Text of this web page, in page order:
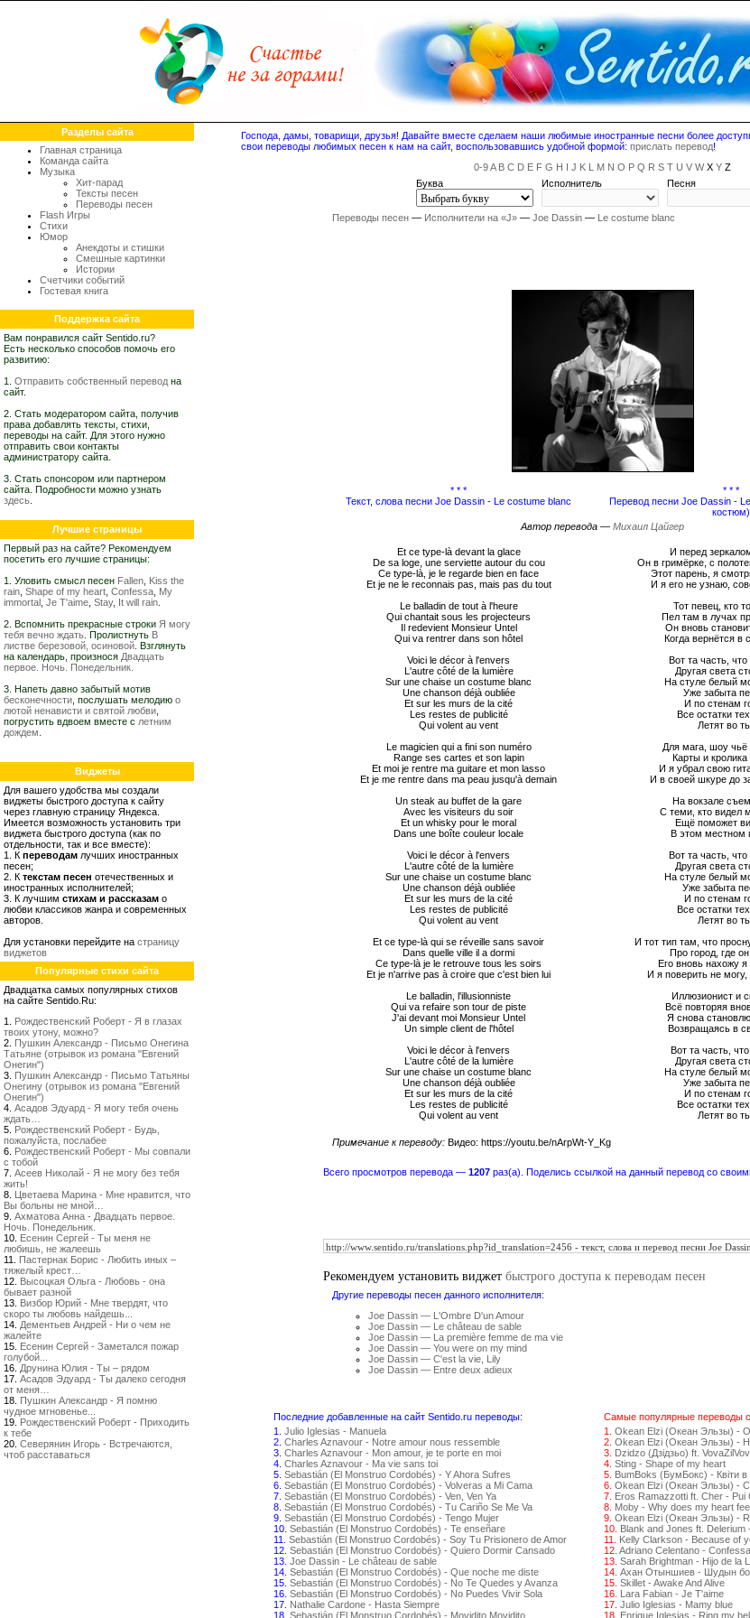
Разделы сайта
Главная страница
Команда сайта
Музыка
Хит-парад
Тексты песен
Переводы песен
Flash Игры
Стихи
Юмор
Анекдоты и стишки
Смешные картинки
Истории
Счетчики событий
Гостевая книга
Поддержка сайта
Вам понравился сайт Sentido.ru?
Есть несколько способов помочь его
развитию:
1. Отправить собственный перевод на
сайт.
2. Стать модератором сайта, получив
права добавлять тексты, стихи,
переводы на сайт. Для этого нужно
отправить свои контакты
администратору сайта.
3. Стать спонсором или партнером
сайта. Подробности можно узнать
здесь
Лучшие страницы
Первый раз на сайте? Рекомендуем
посетить его лучшие страницы:
1. Уловить смысл песен Fallen Kiss the
rain Shape of my heart Confessa My
immortal Je T'aime Stay, It will rain
2. Вспомнить прекрасные строки Я могу
тебя вечно ждать . Пролистнуть В
листве березовой, осиновой . Взглянуть
на календарь, произнося Двадцать
первое. Ночь. Понедельник.
3. Напеть давно забытый мотив
бесконечности , послушать мелодию о
лютой ненависти и святой любви
погрустить вдвоем вместе с летним
дождем
Виджеты
Для вашего удобства мы создали
виджеты быстрого доступа к сайту
через главную страницу Яндекса.
Имеется возможность установить три
виджета быстрого доступа (как по
отдельности, так и все вместе):
1. К переводам лучших иностранных
песен;
2. К текстам песен отечественных и
иностранных исполнителей;
3. К лучшим стихам и рассказам о
любви классиков жанра и современных
авторов.
Для установки перейдите на страницу
виджетов
Популярные стихи сайта
Двадцатка самых популярных стихов
на сайте Sentido.Ru:
1. Рождественский Роберт - Я в глазах
твоих утону, можно?
2. Пушкин Александр - Письмо Онегина
Татьяне (отрывок из романа "Евгений
Онегин")
3. Пушкин Александр - Письмо Татьяны
Онегину (отрывок из романа "Евгений
Онегин")
4. Асадов Эдуард - Я могу тебя очень
ждать…
5. Рождественский Роберт - Будь,
пожалуйста, послабее
6. Рождественский Роберт - Мы совпали
с тобой
7. Асеев Николай - Я не могу без тебя
жить!
8. Цветаева Марина - Мне нравится, что
Вы больны не мной…
9. Ахматова Анна - Двадцать первое.
Ночь. Понедельник.
10. Есенин Сергей - Ты меня не
любишь, не жалеешь
11. Пастернак Борис - Любить иных –
тяжелый крест…
12. Высоцкая Ольга - Любовь - она
бывает разной
13. Визбор Юрий - Мне твердят, что
скоро ты любовь найдешь...
14. Дементьев Андрей - Ни о чем не
жалейте
15. Есенин Сергей - Заметался пожар
голубой...
16. Друнина Юлия - Ты – рядом
17. Асадов Эдуард - Ты далеко сегодня
от меня…
18. Пушкин Александр - Я помню
чудное мгновенье...
19. Рождественский Роберт - Приходить
к тебе
20. Северянин Игорь - Встречаются,
чтоб расставаться
Господа, дамы, товарищи, друзья! Давайте вместе сделаем наши любимые иностранные песни более
свои переводы любимых песен к нам на сайт, воспользовавшись удобной формой: прислать перевод!
0-9A B C D E F G H I J K L M N O P Q R S T U V WX Y Z
Буква
Исполнитель Песня
Переводы песен— Исполнители на «J»— Joe Dassin— Le costume blanc
* * *
Текст, слова песни Joe Dassin - Le costume blanc
* * *
Перевод песни Joe Dassin -
костюм)
Автор перевода — Михаил Цайгер
Et ce type-là devant la glace
De sa loge, une serviette autour du cou
Ce type-là, je le regarde bien en face
Et je ne le reconnais pas, mais pas du tout
Le balladin de tout à l'heure
Qui chantait sous les projecteurs
Il redevient Monsieur Untel
Qui va rentrer dans son hôtel
Voici le décor à l'envers
L'autre côté de la lumière
Sur une chaise un costume blanc
Une chanson déjà oubliée
Et sur les murs de la cité
Les restes de publicité
Qui volent au vent
Le magicien qui a fini son numéro
Range ses cartes et son lapin
Et moi je rentre ma guitare et mon lasso
Et je me rentre dans ma peau jusqu'à demain
Un steak au buffet de la gare
Avec les visiteurs du soir
Et un whisky pour le moral
Dans une boîte couleur locale
Voici le décor à l'envers
L'autre côté de la lumière
Sur une chaise un costume blanc
Une chanson déjà oubliée
Et sur les murs de la cité
Les restes de publicité
Qui volent au vent
Et ce type-là qui se réveille sans savoir
Dans quelle ville il a dormi
Ce type-là je le retrouve tous les soirs
Et je n'arrive pas à croire que c'est bien lui
Le balladin, l'illusionniste
Qui va refaire son tour de piste
J'ai devant moi Monsieur Untel
Un simple client de l'hôtel
Voici le décor à l'envers
L'autre côté de la lumière
Sur une chaise un costume blanc
Une chanson déjà oubliée
Et sur les murs de la cité
Les restes de publicité
Qui volent au vent
И перед
Он в гримёрке, с
Этот парень, я
И я его не узнаю,
Тот певец, кто
Пел там в лучах
Он вновь
Когда вернётся в
Вот та часть, что
Другая света
На стуле белый
Уже забыта
И по стенам
Все остатки
Летят во
Для мага, шоу чьё
Карты и кролика
И я убрал свою
И в своей шкуре до
На вокзале съем
С теми, кто видел
Ещё поможет
В этом местном
Вот та часть, что
Другая света
На стуле белый
Уже забыта
И по стенам
Все остатки
Летят во
И тот тип там, что
Про город, где
Его вновь нахожу я
И я поверить не могу,
Иллюзионист и
Всё повторяя
Я снова
Возвращаясь в
Вот та часть,
Другая света
На стуле белый
Уже забыта
И по стенам
Все остатки
Летят во
Примечание к переводу:Видео: https://youtu.be/nArpWt-Y_Kg
Всего просмотров перевода — 1207 раз(а). Поделись ссылкой на данный перевод со
Рекомендуем установить виджет быстрого доступа к переводам песен
Другие переводы песен данного исполнителя:
Joe Dassin — L'Ombre D'un Amour
Joe Dassin — Le château de sable
Joe Dassin — La première femme de ma vie
Joe Dassin — You were on my mind
Joe Dassin — C'est la vie, Lily
Joe Dassin — Entre deux adieux
Последние добавленные на сайт Sentido.ru переводы:
Самые популярные переводы
1. Julio Iglesias - Manuela
2. Charles Aznavour - Notre amour nous ressemble
3. Charles Aznavour - Mon amour, je te porte en moi
4. Charles Aznavour - Ma vie sans toi
5. Sebastián (El Monstruo Cordobés) - Y Ahora Sufres
6. Sebastián (El Monstruo Cordobés) - Volveras a Mi Cama
7. Sebastián (El Monstruo Cordobés) - Ven, Ven Ya
8. Sebastián (El Monstruo Cordobés) - Tu Cariño Se Me Va
9. Sebastián (El Monstruo Cordobés) - Tengo Mujer
10. Sebastián (El Monstruo Cordobés) - Te enseñare
11. Sebastián (El Monstruo Cordobés) - Soy Tu Prisionero de Amor
12. Sebastián (El Monstruo Cordobés) - Quiero Dormir Cansado
13. Joe Dassin - Le château de sable
14. Sebastián (El Monstruo Cordobés) - Que noche me diste
15. Sebastián (El Monstruo Cordobés) - No Te Quedes y Avanza
16. Sebastián (El Monstruo Cordobés) - No Puedes Vivir Sola
17. Nathalie Cardone - Hasta Siempre
18. Sebastián (El Monstruo Cordobés) - Movidito Movidito
1. Okean Elzi (Океан Эльзы) -
2. Okean Elzi (Океан Эльзы) -
3. Dzidzo (Дзідзьо) ft.
4. Sting - Shape of my heart
5. BumBoks (БумБокс) - Квіти в
6. Okean Elzi (Океан Эльзы) -
7. Eros Ramazzotti ft. Cher - Pui
8. Moby - Why does my heart
9. Okean Elzi (Океан Эльзы) -
10. Blank and Jones ft. Delerium
11. Kelly Clarkson - Because of
12. Adriano Celentano - Confessa
13. Sarah Brightman - Hijo de la
14. Ахан Отыншиев - Шудын
15. Skillet - Awake And Alive
16. Lara Fabian - Je T'aime
17. Julio Iglesias - Mamy blue
18. Enrique Iglesias - Ring my